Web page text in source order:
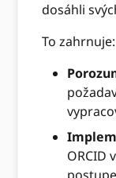
dosáhli
To zahrnuje:
ORCID